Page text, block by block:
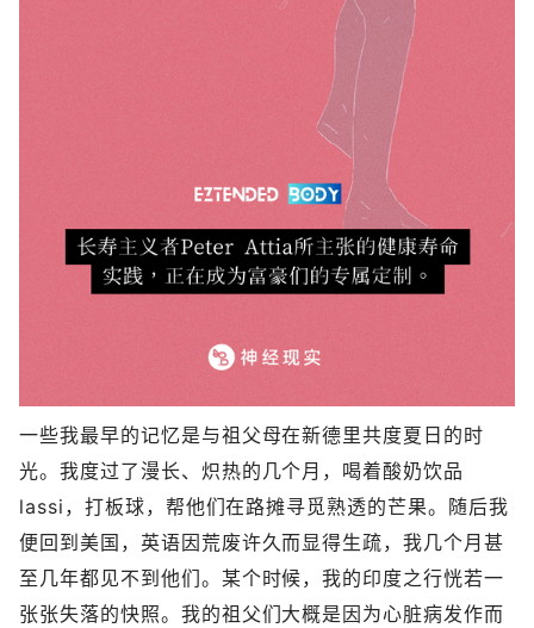
一些我最早的记忆是与祖父母在新德里共度夏日的时
光。我度过了漫长、炽热的几个月，喝着酸奶饮品
lassi，打板球，帮他们在路摊寻觅熟透的芒果。随后我
便回到美国，英语因荒废许久而显得生疏，我几个月甚
至几年都见不到他们。某个时候，我的印度之行恍若一
张张失落的快照。我的祖父们大概是因为心脏病发作而